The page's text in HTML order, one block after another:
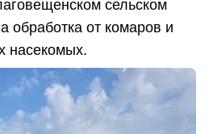
сельском
обработка от комаров и
насекомых.